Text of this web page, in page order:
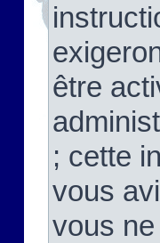
être
; cette
vous
vous